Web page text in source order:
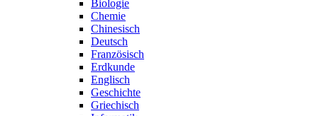
Biologie
Chemie
Chinesisch
Deutsch
Französisch
Erdkunde
Englisch
Geschichte
Griechisch